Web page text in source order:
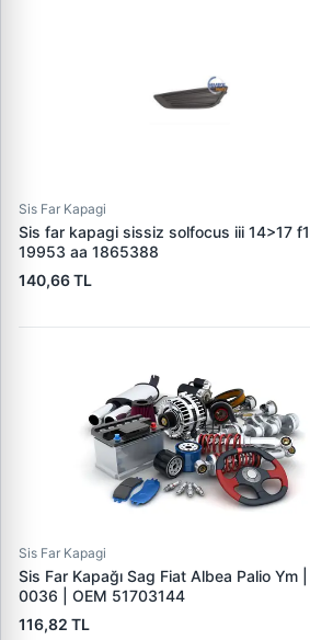
Sis Far Kapagi
Sis far kapagi sissiz solfocus iii 14>17
19953 aa 1865388
140,66 TL
Sis Far Kapagi
Sis Far Kapağı Sag Fiat Albea Palio Ym |
0036 | OEM 51703144
116,82 TL